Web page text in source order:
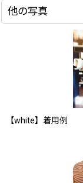
他の写真
【white】着用例